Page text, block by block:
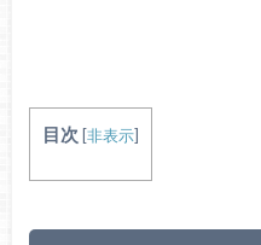
目次 [非表示]